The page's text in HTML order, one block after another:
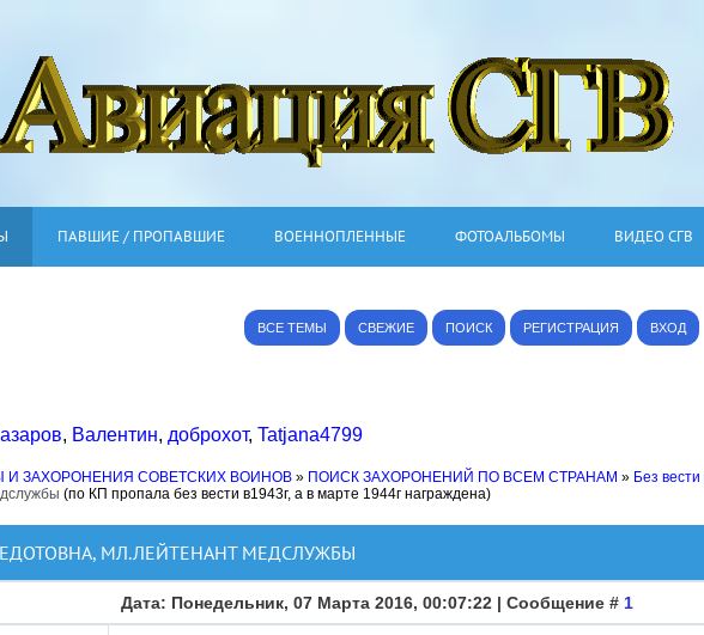
ПАВШИЕ / ПРОПАВШИЕ ВОЕННОПЛЕННЫЕ ФОТОАЛЬБОМЫ ВИДЕО СГВ
ВСЕ ТЕМЫ СВЕЖИЕ ПОИСК РЕГИСТРАЦИЯ ВХОД
, Валентин, доброхот, Tatjana4799
И ЗАХОРОНЕНИЯ СОВЕТСКИХ ВОИНОВ » ПОИСК ЗАХОРОНЕНИЙ ПО ВСЕМ СТРАНАМ » Без
(по КП пропала без вести в1943г, а в марте 1944г награждена)
МЛ.ЛЕЙТЕНАНТ МЕДСЛУЖБЫ
Дата: Понедельник, 07 Марта 2016, 00:07:22 | Сообщение # 1